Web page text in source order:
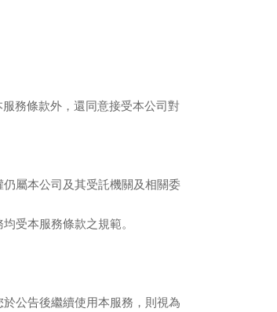
務條款外，還同意接受本公司對
屬本公司及其受託機關及相關委
受本服務條款之規範。
公告後繼續使用本服務，則視為